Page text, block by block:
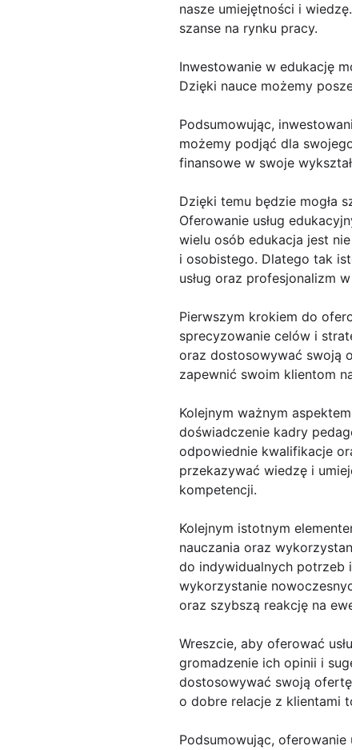
nasze umiejętności i
szanse na rynku pracy.
Inwestowanie w edukację
Dzięki nauce możemy
Podsumowując,
możemy podjąć dla
finansowe w swoje
Dzięki temu będzie mogła
Oferowanie usług
wielu osób edukacja jest
i osobistego. Dlatego tak
usług oraz profesjonalizm
Pierwszym krokiem do
sprecyzowanie celów i
oraz dostosowywać swoją
zapewnić swoim klientom
Kolejnym ważnym
doświadczenie kadry
odpowiednie kwalifikacje
przekazywać wiedzę i
kompetencji.
Kolejnym istotnym
nauczania oraz
do indywidualnych potrzeb
wykorzystanie
oraz szybszą reakcję na
Wreszcie, aby oferować
gromadzenie ich opinii i
dostosowywać swoją
o dobre relacje z klientami
Podsumowując,